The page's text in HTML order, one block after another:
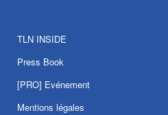
TLN INSIDE
Press Book
[PRO] Evénement
Mentions légales